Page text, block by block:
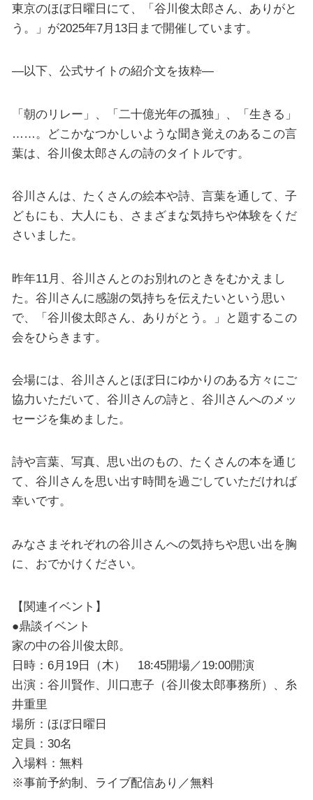
東京のほぼ日曜日にて、「谷川俊太郎さん、ありがと
う。」が2025年7月13日まで開催しています。
—以下、公式サイトの紹介文を抜粋—
「朝のリレー」、「二十億光年の孤独」、「生きる」
……。どこかなつかしいような聞き覚えのあるこの言
葉は、谷川俊太郎さんの詩のタイトルです。
谷川さんは、たくさんの絵本や詩、言葉を通して、子
どもにも、大人にも、さまざまな気持ちや体験をくだ
さいました。
昨年11月、谷川さんとのお別れのときをむかえまし
た。谷川さんに感謝の気持ちを伝えたいという思い
で、「谷川俊太郎さん、ありがとう。」と題するこの
会をひらきます。
会場には、谷川さんとほぼ日にゆかりのある方々にご
協力いただいて、谷川さんの詩と、谷川さんへのメッ
セージを集めました。
詩や言葉、写真、思い出のもの、たくさんの本を通じ
て、谷川さんを思い出す時間を過ごしていただければ
幸いです。
みなさまそれぞれの谷川さんへの気持ちや思い出を胸
に、おでかけください。
【関連イベント】
●鼎談イベント
家の中の谷川俊太郎。
日時：6月19日（木） 18:45開場／19:00開演
出演：谷川賢作、川口恵子（谷川俊太郎事務所）、糸
井重里
場所：ほぼ日曜日
定員：30名
入場料：無料
※事前予約制、ライブ配信あり／無料